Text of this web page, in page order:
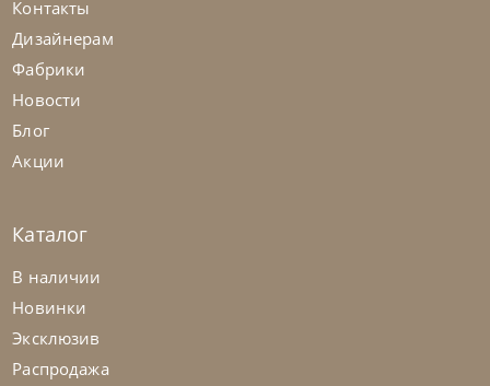
Bontempi
Стул Shape
Контакты
Дизайнерам
Фабрики
Новости
Блог
Акции
Каталог
В наличии
Новинки
Эксклюзив
Распродажа